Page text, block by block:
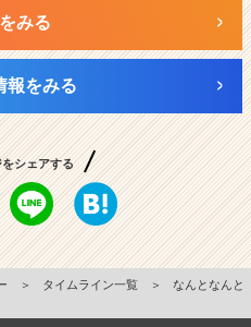
みる
報をみる
シェアする
＞ タイムライン一覧 ＞
なんとなんと